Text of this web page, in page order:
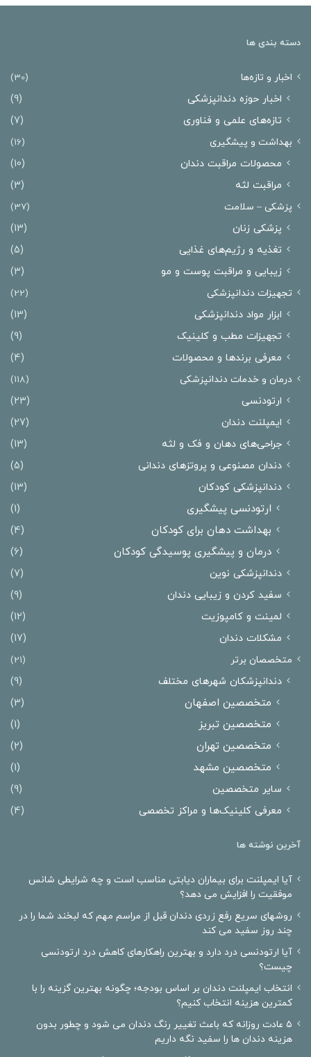
دسته بندی ها
اخبار و تازه‌ها (30)
اخبار حوزه دندانپزشکی
(9)
تازه‌های علمی و فناوری
(7)
بهداشت و پیشگیری (16)
محصولات مراقبت دندان
(10)
مراقبت لثه
(3)
پزشکی – سلامت (37)
پزشکی زنان
(13)
تغذیه و رژیم‌های غذایی
(5)
زیبایی و مراقبت پوست و مو
(3)
تجهیزات دندانپزشکی (22)
ابزار مواد دندانپزشکی
(13)
تجهیزات مطب و کلینیک
(9)
معرفی برندها و محصولات
(4)
درمان‌ و خدمات دندانپزشکی (118)
ارتودنسی
(23)
ایمپلنت دندان
(27)
جراحی‌های دهان و فک و لثه
(13)
دندان مصنوعی و پروتزهای دندانی
(5)
دندانپزشکی کودکان
(13)
ارتودنسی پیشگیری
(1)
بهداشت دهان برای کودکان
(4)
درمان و پیشگیری پوسیدگی کودکان
(6)
دندانپزشکی نوین
(7)
سفید کردن و زیبایی دندان
(9)
لمینت و کامپوزیت
(12)
مشکلات دندان
(17)
متخصصان برتر (21)
دندانپزشکان شهرهای مختلف
(9)
متخصصین اصفهان
(3)
متخصصین تبریز
(1)
متخصصین تهران
(2)
متخصصین مشهد
(1)
سایر متخصصین
(9)
معرفی کلینیک‌ها و مراکز تخصصی
(4)
آخرین نوشته ها
آیا ایمپلنت برای بیماران دیابتی مناسب است و چه شرایطی شانس
موفقیت را افزایش می دهد؟
روشهای سریع رفع زردی دندان قبل از مراسم مهم که لبخند شما را در
چند روز سفید می کند
آیا ارتودنسی درد دارد و بهترین راهکارهای کاهش درد ارتودنسی
چیست؟
انتخاب ایمپلنت دندان بر اساس بودجه؛ چگونه بهترین گزینه را با
کمترین هزینه انتخاب کنیم؟
۵ عادت روزانه که باعث تغییر رنگ دندان می شود و چطور بدون
هزینه دندان ها را سفید نگه داریم